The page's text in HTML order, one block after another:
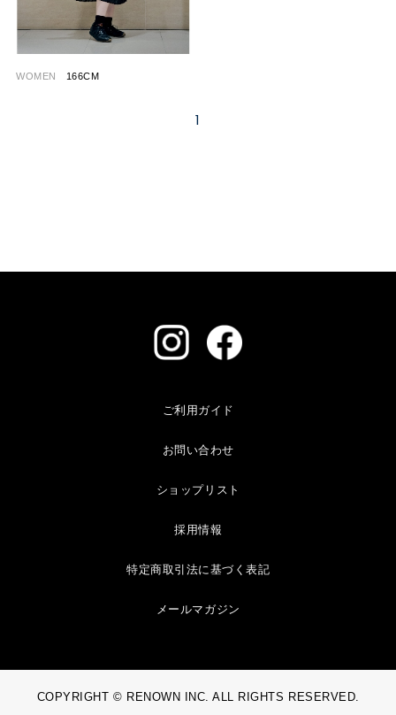
WOMEN 166CM
1
ご利用ガイド
お問い合わせ
ショップリスト
採用情報
特定商取引法に基づく表記
メールマガジン
COPYRIGHT © RENOWN INC. ALL RIGHTS RESERVED.